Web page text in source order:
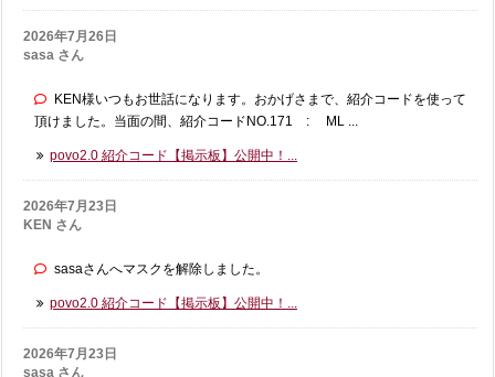
2026年7月26日
sasa さん
KEN様いつもお世話になります。おかげさまで、紹介コードを使って
頂けました。当面の間、紹介コードNO.171 : ML ...
povo2.0 紹介コード【掲示板】公開中！...
2026年7月23日
KEN さん
sasaさんへマスクを解除しました。
povo2.0 紹介コード【掲示板】公開中！...
2026年7月23日
sasa さん